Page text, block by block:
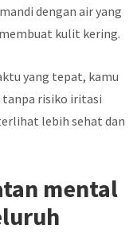
dengan air yang
kulit kering.
yang tepat, kamu
risiko iritasi
lebih sehat dan
mental